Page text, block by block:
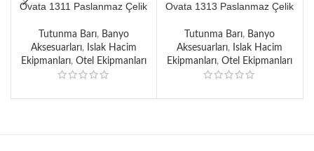
Ovata 1311 Paslanmaz Çelik
Tutunma Barı, Banyo
Aksesuarları, Islak Hacim
Ekipmanları, Otel Ekipmanları
Ovata 1313 Paslanmaz Çelik
Tutunma Barı, Banyo
Aksesuarları, Islak Hacim
Ekipmanları, Otel Ekipmanları